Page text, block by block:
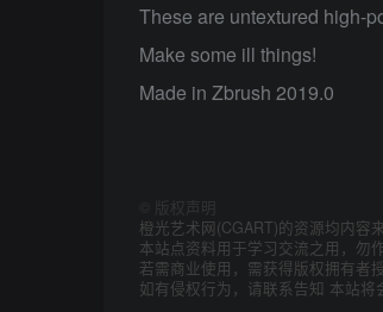
These are untextured high-
Make some ill things!
Made in Zbrush 2019.0
版权声明
橙光艺术网(CGART)的资源均内容
本站点资料用于学习交流之用，勿作
若需商业使用，需获得版权拥有者
如有侵权行为，请联系告知 本站将